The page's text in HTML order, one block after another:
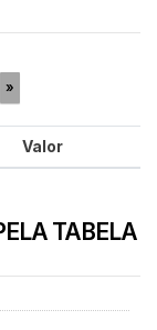
»
Valor
TABELA